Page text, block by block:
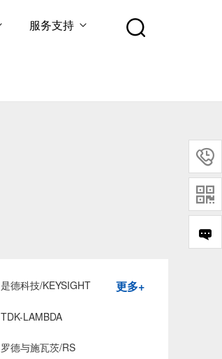
服务支持
是德科技/KEYSIGHT
TDK-LAMBDA
罗德与施瓦茨/RS
更多+

